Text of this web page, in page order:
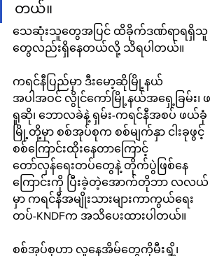
တယ်။
သေဆုံးသူတွေအပြင် ထိခိုက်ဒဏ်ရာရရှိသူ
တွေလည်းရှိနေတယ်လို့ သိရပါတယ်။
ကရင်နီပြည်မှာ ဒီးမော့ဆိုမြို့နယ်
အပါအဝင် လွိုင်ကော်မြို့နယ်အရှေ့ခြမ်း၊ ဖ
ရူဆို၊ ဘောလခဲနဲ့ ရှမ်း-ကရင်နီအစပ် ဖယ်ခုံ
မြို့တို့မှာ စစ်အုပ်စုက စစ်မျက်နှာ ငါးခုဖွင့်
စစ်ကြောင်းထိုးနေတာကြောင့်
တော်လှန်ရေးတပ်တွေနဲ့ တိုက်ပွဲဖြစ်နေ
ကြောင်းကို ပြီးခဲ့တဲ့အောက်တိုဘာ လလယ်
မှာ ကရင်နီအမျိုးသားများကာကွယ်ရေး
တပ်-KNDFက အသိပေးထားပါတယ်။
စစ်အုပ်စုဟာ လူနေအိမ်တွေကိုမီးရှို့၊